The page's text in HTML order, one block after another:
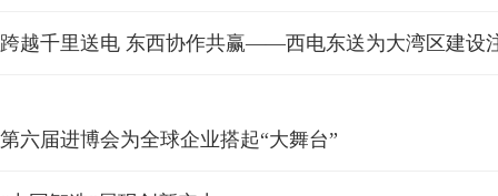
跨越千里送电 东西协作共赢——西电东送为大湾区建设
第六届进博会为全球企业搭起“大舞台”